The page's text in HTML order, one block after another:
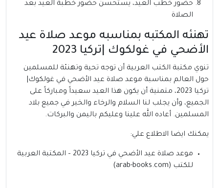
حضور خطب العيد، يستحسن حضور خطبة العيد بعد
الصلاة
تهنئه المكتبه بمناسبه موعد صلاة عيد
الأضحي في غولكوك |تركيا 2023
تنوي مكتبة الكتب العربية أن توجه تحية وتهنئة للمسلمين
حول العالم بمناسبة موعد صلاة عيد الأضحي في غولكوك|
تركيا 2023، متمنية أن يكون هذا العيد سعيداً ومباركاً على
الجميع، وأن يجلب لنا السلام والرخاء والخير في جميع بلاد
المسلمين. أعاده الله علينا وعليكم باليمن والبركات.
يمكنك ايضا الاطلاع علي:
موعد صلاة عيد الأضحي في تركيا 2023 – المكتبة العربية
للكتب (arab-books.com)